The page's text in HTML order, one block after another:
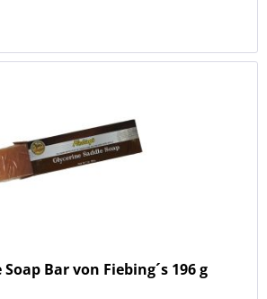
Bar von Fiebing´s 196 g